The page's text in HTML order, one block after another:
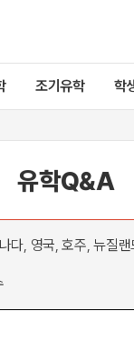
조기유학 학
유학Q&A
다, 영국, 호주, 뉴질랜